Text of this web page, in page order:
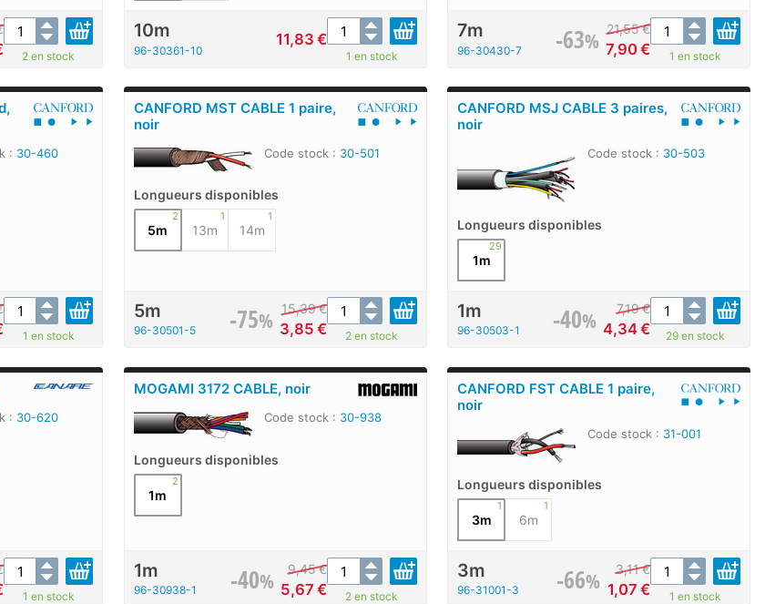
2 en stock
10m
96-30361-10
11,83€
1 en stock
7m
96-30430-7 -63% 21,55€
7,90€ 1 en stock
: 30-460
1 en stock
CANFORD MST CABLE 1 paire,
noir
Code stock : 30-501
Longueurs disponibles
2
5m
1
13m
1
14m
5m
96-30501-5 -75% 15,39€
3,85€ 2 en stock
CANFORD MSJ CABLE 3 paires,
noir
Code stock : 30-503
Longueurs disponibles
29
1m
1m
96-30503-1 -40% 7,19€
4,34€ 29 en stock
: 30-620
1 en stock
MOGAMI 3172 CABLE, noir
Code stock : 30-938
Longueurs disponibles
2
1m
1m
96-30938-1 -40% 9,45€
5,67€ 2 en stock
CANFORD FST CABLE 1 paire,
noir
Code stock : 31-001
Longueurs disponibles
1
3m
1
6m
3m
96-31001-3 -66% 3,11€
1,07€ 1 en stock